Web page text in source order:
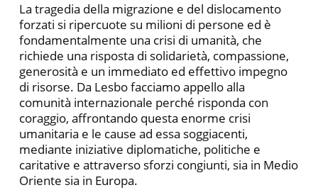
La tragedia della migrazione e del dislocamento
forzati si ripercuote su milioni di persone ed è
fondamentalmente una crisi di umanità, che
richiede una risposta di solidarietà, compassione,
generosità e un immediato ed effettivo impegno
di risorse. Da Lesbo facciamo appello alla
comunità internazionale perché risponda con
coraggio, affrontando questa enorme crisi
umanitaria e le cause ad essa soggiacenti,
mediante iniziative diplomatiche, politiche e
caritative e attraverso sforzi congiunti, sia in Medio
Oriente sia in Europa.